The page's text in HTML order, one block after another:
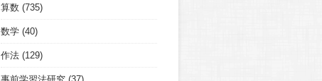
算数 (735)
数学 (40)
作法 (129)
事前学習法研究 (37)